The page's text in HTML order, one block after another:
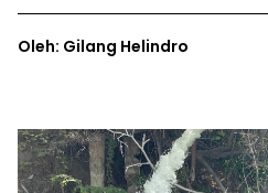
Oleh: Gilang Helindro